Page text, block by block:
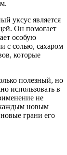
уксус является
Он помогает
особую
с солью, сахаром
которые
полезный, но
использовать в
не
новым
грани его